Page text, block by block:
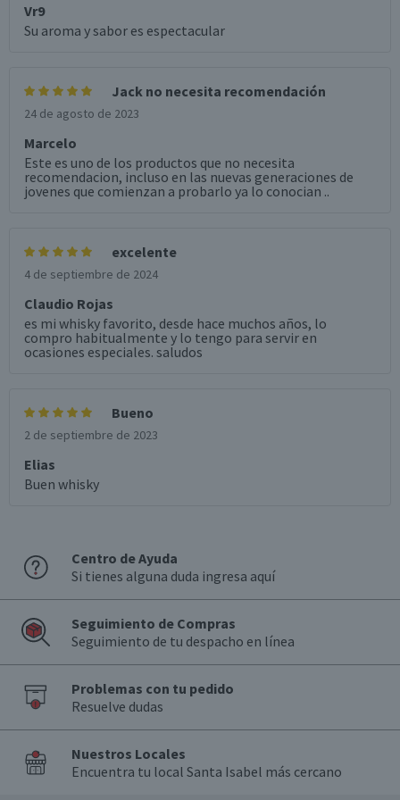
Vr9
Su aroma y sabor es espectacular
Jack no necesita recomendación
24 de agosto de 2023
Marcelo
Este es uno de los productos que no necesita
recomendacion, incluso en las nuevas generaciones de
jovenes que comienzan a probarlo ya lo conocian ..
excelente
4 de septiembre de 2024
Claudio Rojas
es mi whisky favorito, desde hace muchos años, lo
compro habitualmente y lo tengo para servir en
ocasiones especiales. saludos
Bueno
2 de septiembre de 2023
Elias
Buen whisky
Centro de Ayuda
Si tienes alguna duda ingresa aquí
Seguimiento de Compras
Seguimiento de tu despacho en línea
Problemas con tu pedido
Resuelve dudas
Nuestros Locales
Encuentra tu local Santa Isabel más cercano